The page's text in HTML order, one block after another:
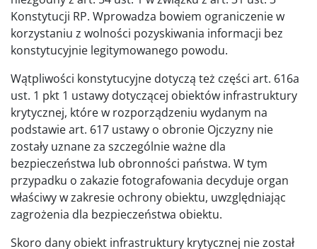
Konstytucji RP. Wprowadza bowiem ograniczenie w
korzystaniu z wolności pozyskiwania informacji bez
konstytucyjnie legitymowanego powodu.
Wątpliwości konstytucyjne dotyczą też części art. 616a
ust. 1 pkt 1 ustawy dotyczącej obiektów infrastruktury
krytycznej, które w rozporządzeniu wydanym na
podstawie art. 617 ustawy o obronie Ojczyzny nie
zostały uznane za szczególnie ważne dla
bezpieczeństwa lub obronności państwa. W tym
przypadku o zakazie fotografowania decyduje organ
właściwy w zakresie ochrony obiektu, uwzględniając
zagrożenia dla bezpieczeństwa obiektu.
Skoro dany obiekt infrastruktury krytycznej nie został